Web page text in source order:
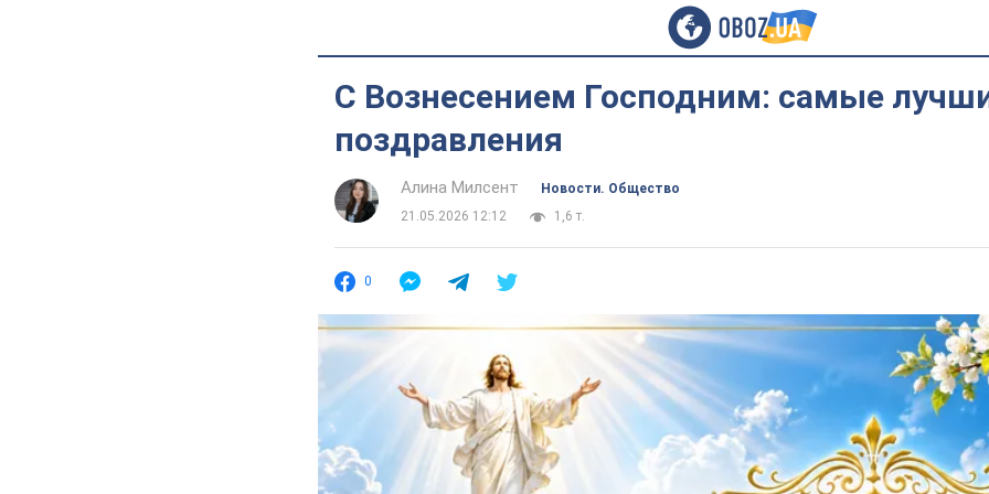
С Вознесением Господним: самые
поздравления
Алина Милсент
Новости. Общество
21.05.2026 12:12
1,6 т.
0